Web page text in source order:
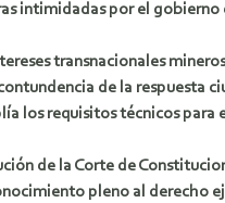
intimidadas por el gobierno
transnacionales
de la respuesta
los requisitos técnicos para
de la Corte de
pleno al derecho